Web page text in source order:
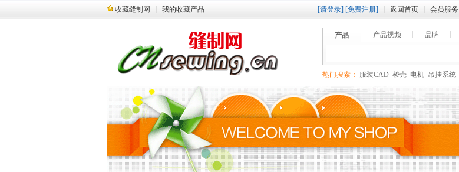
收藏缝制网 我的收藏产品 [请登录] [免费注册] 返回首页 会员服务
产品 产品视频 品牌
热门搜索： 服装CAD 梭壳 电机 吊挂系统